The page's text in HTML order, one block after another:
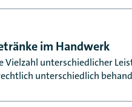
im Handwerk
unterschiedlicher
unterschiedlich